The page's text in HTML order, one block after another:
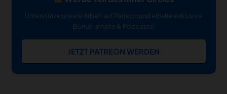
Unterstütze unsere Arbeit auf Patreon und erhalte exklusive
Bonus-Inhalte & Podcasts!
JETZT PATREON WERDEN